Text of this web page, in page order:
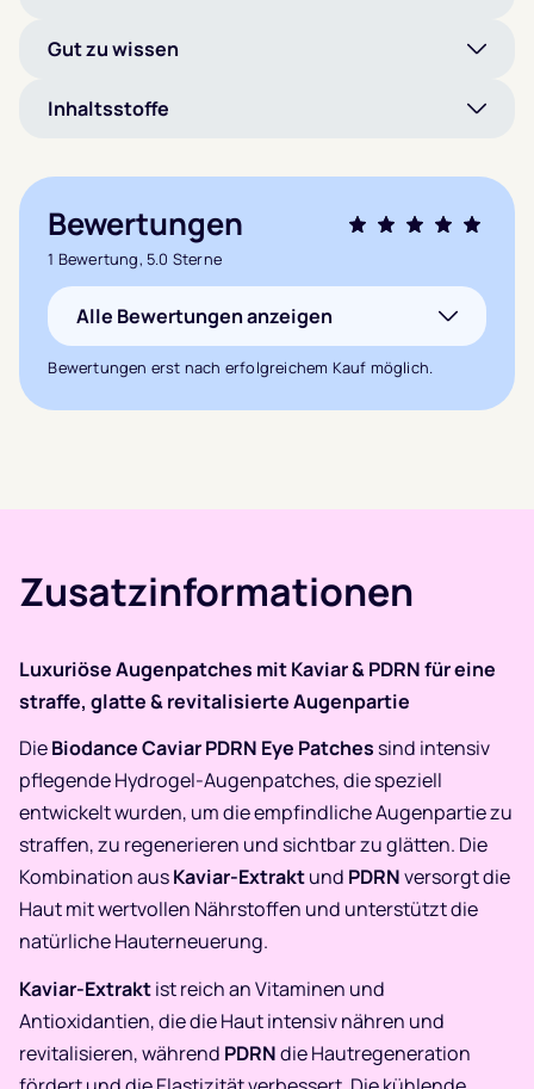
Gut zu wissen
Inhaltsstoffe
Bewertungen
5.0von 5,
basierend auf
Kundenbewertung
1 Bewertung, 5.0 Sterne
Alle Bewertungen anzeigen
Bewertungen erst nach erfolgreichem Kauf möglich.
Zusatzinformationen
Luxuriöse Augenpatches mit Kaviar & PDRN für eine
straffe, glatte & revitalisierte Augenpartie
DieBiodance Caviar PDRN Eye Patches sind intensiv
pflegende Hydrogel-Augenpatches, die speziell
entwickelt wurden, um die empfindliche Augenpartie zu
straffen, zu regenerieren und sichtbar zu glätten. Die
Kombination ausKaviar-Extraktund PDRNversorgt die
Haut mit wertvollen Nährstoffen und unterstützt die
natürliche Hauterneuerung.
Kaviar-Extraktist reich an Vitaminen und
Antioxidantien, die die Haut intensiv nähren und
revitalisieren, während PDRNdie Hautregeneration